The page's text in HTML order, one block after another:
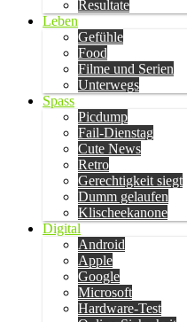
Resultate
Leben
Gefühle
Food
Filme und Serien
Unterwegs
Spass
Picdump
Fail-Dienstag
Cute News
Retro
Gerechtigkeit siegt
Dumm gelaufen
Klischeekanone
Digital
Android
Apple
Google
Microsoft
Hardware-Test